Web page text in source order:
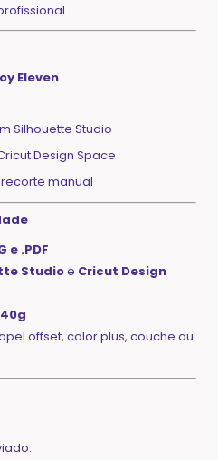
Eleven
Silhouette Studio
Design Space
manual
e .PDF
Studioe Cricut Design
offset, color plus, couche ou